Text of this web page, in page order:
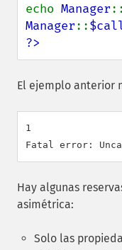
echo Manager::
Manager::
?>
El ejemplo anterior
1
Hay algunas
asimétrica:
Solo las